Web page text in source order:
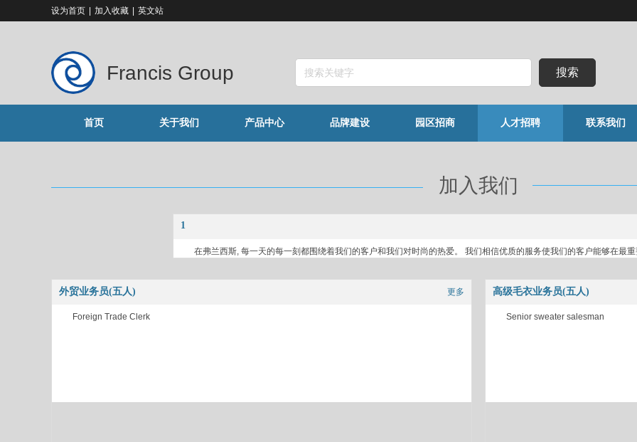
Francis Group 搜索
设为首页 加入收藏 英文站
首页 关于我们 产品中心 品牌建设 园区招商 人才招聘 联系我们
外贸业务员(五人) 更多
Foreign Trade Clerk
高级毛衣业务员(五人)
Senior sweater salesman
1
在弗兰西斯, 每一天的每一刻都围绕着我们的客户和我们对时尚的热爱。 我们相信优质的服务使我们的客户能够在最
加入我们